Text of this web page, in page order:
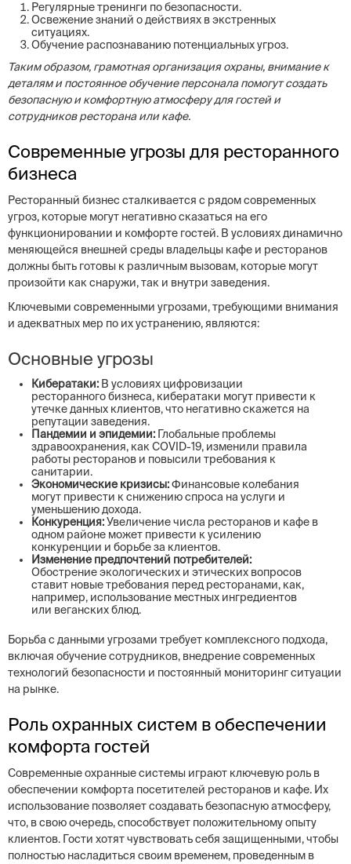
Регулярные тренинги по безопасности.
Освежение знаний о действиях в экстренных
ситуациях.
Обучение распознаванию потенциальных угроз.
Таким образом, грамотная организация охраны, внимание к
деталям и постоянное обучение персонала помогут создать
безопасную и комфортную атмосферу для гостей и
сотрудников ресторана или кафе.
Современные угрозы для ресторанного
бизнеса
Ресторанный бизнес сталкивается с рядом современных
угроз, которые могут негативно сказаться на его
функционировании и комфорте гостей. В условиях динамично
меняющейся внешней среды владельцы кафе и ресторанов
должны быть готовы к различным вызовам, которые могут
произойти как снаружи, так и внутри заведения.
Ключевыми современными угрозами, требующими внимания
и адекватных мер по их устранению, являются:
Основные угрозы
Кибератаки: В условиях цифровизации
ресторанного бизнеса, кибератаки могут привести к
утечке данных клиентов, что негативно скажется на
репутации заведения.
Пандемии и эпидемии: Глобальные проблемы
здравоохранения, как COVID-19, изменили правила
работы ресторанов и повысили требования к
санитарии.
Экономические кризисы:Финансовые колебания
могут привести к снижению спроса на услуги и
уменьшению дохода.
Конкуренция:Увеличение числа ресторанов и кафе в
одном районе может привести к усилению
конкуренции и борьбе за клиентов.
Изменение предпочтений потребителей:
Обострение экологических и этических вопросов
ставит новые требования перед ресторанами, как,
например, использование местных ингредиентов
или веганских блюд.
Борьба с данными угрозами требует комплексного подхода,
включая обучение сотрудников, внедрение современных
технологий безопасности и постоянный мониторинг ситуации
на рынке.
Роль охранных систем в обеспечении
комфорта гостей
Современные охранные системы играют ключевую роль в
обеспечении комфорта посетителей ресторанов и кафе. Их
использование позволяет создавать безопасную атмосферу,
что, в свою очередь, способствует положительному опыту
клиентов. Гости хотят чувствовать себя защищенными, чтобы
полностью насладиться своим временем, проведенным в